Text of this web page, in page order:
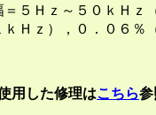
５Ｈｚ～５０ｋＨ
Ｈｚ），０．０６
用した修理はこちら参